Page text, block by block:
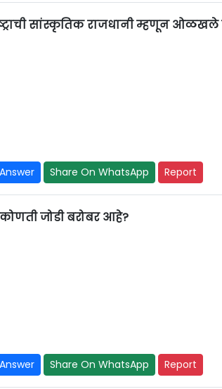
सांस्कृतिक राजधानी म्हणून ओळखले
Answer Share On WhatsApp Report
जोडी बरोबर आहे?
Answer Share On WhatsApp Report